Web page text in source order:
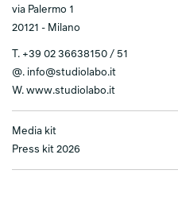
via Palermo 1
20121 - Milano
T. +39 02 36638150 / 51
@. info@studiolabo.it
W. www.studiolabo.it
Media kit
Press kit 2026